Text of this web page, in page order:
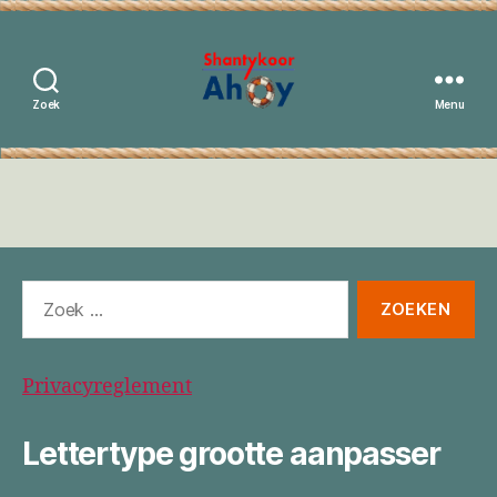
Zoek
Ahoy
Menu
naar:
Privacyreglement
Lettertype grootte aanpasser